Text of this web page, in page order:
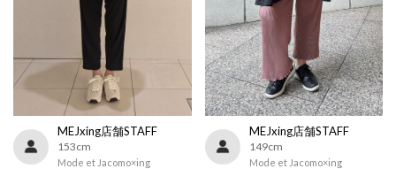
MEJxing店舗STAFF
153cm
Mode et Jacomo×ing
MEJxing店舗STAFF
149cm
Mode et Jacomo×ing